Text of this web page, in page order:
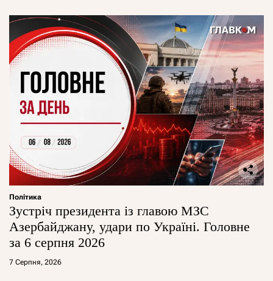
Політика
Зустріч президента із главою МЗС
Азербайджану, удари по Україні. Головне
за 6 серпня 2026
7 Серпня, 2026